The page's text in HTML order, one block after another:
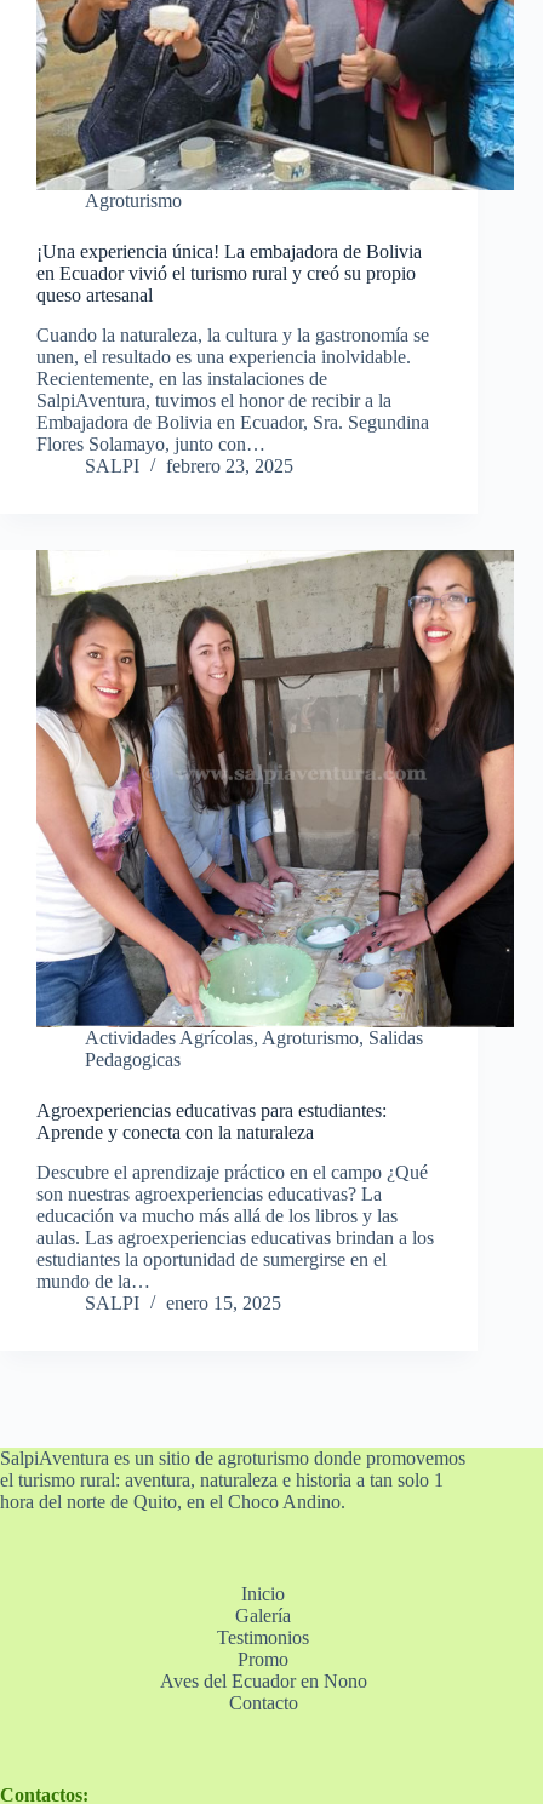
Agroturismo
¡Una experiencia única! La embajadora de Bolivia
en Ecuador vivió el turismo rural y creó su propio
queso artesanal
Cuando la naturaleza, la cultura y la gastronomía se
unen, el resultado es una experiencia inolvidable.
Recientemente, en las instalaciones de
SalpiAventura, tuvimos el honor de recibir a la
Embajadora de Bolivia en Ecuador, Sra. Segundina
Flores Solamayo, junto con…
SALPI
febrero 23, 2025
Actividades Agrícolas, Agroturismo, Salidas
Pedagogicas
Agroexperiencias educativas para estudiantes:
Aprende y conecta con la naturaleza
Descubre el aprendizaje práctico en el campo ¿Qué
son nuestras agroexperiencias educativas? La
educación va mucho más allá de los libros y las
aulas. Las agroexperiencias educativas brindan a los
estudiantes la oportunidad de sumergirse en el
mundo de la…
SALPI
enero 15, 2025
SalpiAventura es un sitio de agroturismo donde promovemos
el turismo rural: aventura, naturaleza e historia a tan solo 1
hora del norte de Quito, en el Choco Andino.
Inicio
Galería
Testimonios
Promo
Aves del Ecuador en Nono
Contacto
Contactos: